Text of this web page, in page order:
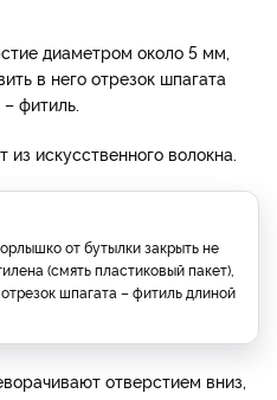
диаметром около 5 мм,
в него отрезок шпагата
фитиль.
искусственного волокна.
от бутылки закрыть не
(смять пластиковый пакет),
шпагата – фитиль длиной
отверстием вниз,